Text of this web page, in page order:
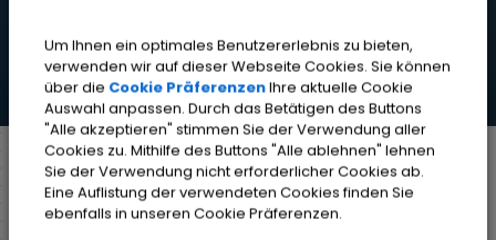
Markt Weisendorf Bürgerinfo
Rathaus
Organisationsstruktur
Standesamt
Um Ihnen ein optimales Benutzererlebnis zu bieten,
verwenden wir auf dieser Webseite Cookies. Sie können
über die Cookie PräferenzenIhre aktuelle Cookie
Auswahl anpassen. Durch das Betätigen des Buttons
"Alle akzeptieren" stimmen Sie der Verwendung aller
Cookies zu. Mithilfe des Buttons "Alle ablehnen" lehnen
Sie der Verwendung nicht erforderlicher Cookies ab.
Eine Auflistung der verwendeten Cookies finden Sie
ebenfalls in unseren Cookie Präferenzen.